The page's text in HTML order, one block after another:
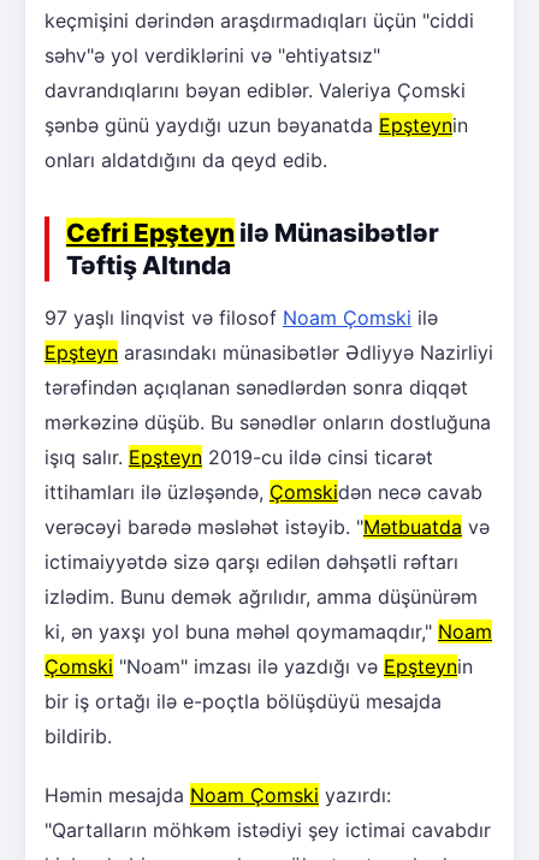
keçmişini dərindən araşdırmadıqları üçün "ciddi
səhv"ə yol verdiklərini və "ehtiyatsız"
davrandıqlarını bəyan ediblər. Valeriya Çomski
şənbə günü yaydığı uzun bəyanatda Epşteynin
onları aldatdığını da qeyd edib.
Cefri Epşteyn ilə Münasibətlər
Təftiş Altında
97 yaşlı linqvist və filosof Noam Çomski ilə
Epşteyn arasındakı münasibətlər Ədliyyə Nazirliyi
tərəfindən açıqlanan sənədlərdən sonra diqqət
mərkəzinə düşüb. Bu sənədlər onların dostluğuna
işıq salır. Epşteyn 2019-cu ildə cinsi ticarət
ittihamları ilə üzləşəndə, Çomskidən necə cavab
verəcəyi barədə məsləhət istəyib. "Mətbuatda və
ictimaiyyətdə sizə qarşı edilən dəhşətli rəftarı
izlədim. Bunu demək ağrılıdır, amma düşünürəm
ki, ən yaxşı yol buna məhəl qoymamaqdır," Noam
Çomski "Noam" imzası ilə yazdığı və Epşteynin
bir iş ortağı ilə e-poçtla bölüşdüyü mesajda
bildirib.
Həmin mesajda Noam Çomski yazırdı:
"Qartalların möhkəm istədiyi şey ictimai cavabdır